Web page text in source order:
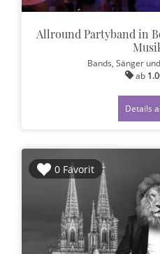
Allround Partyband in
Bands, Sänger
ab
Details
0 Favorit